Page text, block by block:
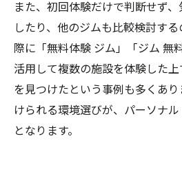
また、初回体験だけで判断せず
したり、他のジムも比較検討す
際に「無料体験 ジム」「ジム 無
活用して複数の施設を体験した
を見つけたという事例も多くあ
けられる環境選びが、パーソナ
となります。